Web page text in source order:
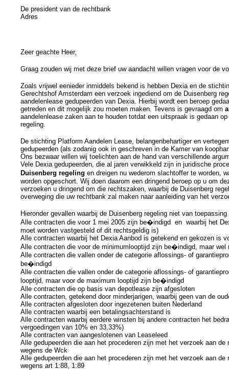
De president van de rechtbank
Adres
Zeer geachte Heer,
Graag zouden wij met deze brief uw aandacht willen vragen voor de
Zoals vrijwel eenieder inmiddels bekend is hebben Dexia en de
Gerechtshof Amsterdam een verzoek ingediend om de Duisenberg
aandelenlease gedupeerden van Dexia. Hierbij wordt een beroep
getreden en dit mogelijk zou moeten maken. Tevens is gevraagd om
aandelenlease zaken aan te houden totdat een uitspraak is gedaan
regeling.
De stichting Platform Aandelen Lease, belangenbehartiger en
gedupeerden (als zodanig ook in geschreven in de Kamer van
Ons bezwaar willen wij toelichten aan de hand van verschillende
Vele Dexia gedupeerden, die al jaren verwikkeld zijn in juridische
Duisenberg regeling en dreigen nu wederom slachtoffer te
worden opgeschort. Wij doen daarom een dringend beroep op u om
verzoeken u dringend om die rechtszaken, waarbij de Duisenberg
overweging die uw rechtbank zal maken naar aanleiding van het
Hieronder gevallen waarbij de Duisenberg regeling niet van
Alle contracten die voor 1 mei 2005 zijn be�indigd en waarbij het
moet worden vastgesteld of dit rechtsgeldig is)
Alle contracten waarbij het Dexia Aanbod is getekend en gekozen is
Alle contracten die voor de minimumlooptijd zijn be�indigd, maar wel
Alle contracten die vallen onder de categorie aflossings- of
be�indigd
Alle contracten die vallen onder de categorie aflossings- of
looptijd, maar voor de maximum looptijd zijn be�indigd
Alle contracten die op basis van depotlease zijn afgesloten
Alle contracten, getekend door minderjarigen, waarbij geen van de
Alle contracten afgesloten door ingezetenen buiten Nederland
Alle contracten waarbij een betalingsachterstand is
Alle contracten waarbij eerdere winsten bij andere contracten het
vergoedingen van 10% en 33,33%)
Alle contracten van aangeslotenen van Leaseleed
Alle gedupeerden die aan het procederen zijn met het verzoek aan
wegens de Wck
Alle gedupeerden die aan het procederen zijn met het verzoek aan
wegens art 1:88, 1:89